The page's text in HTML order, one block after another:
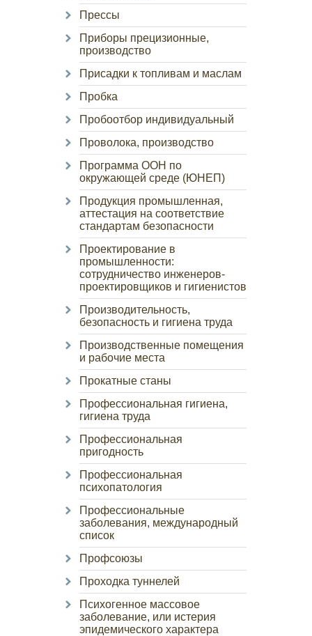
Прессы
Приборы прецизионные,
производство
Присадки к топливам и маслам
Пробка
Пробоотбор индивидуальный
Проволока, производство
Программа ООН по
окружающей среде (ЮНЕП)
Продукция промышленная,
аттестация на соответствие
стандартам безопасности
Проектирование в
промышленности:
сотрудничество инженеров-
проектировщиков и гигиенистов
Производительность,
безопасность и гигиена труда
Производственные помещения
и рабочие места
Прокатные станы
Профессиональная гигиена,
гигиена труда
Профессиональная
пригодность
Профессиональная
психопатология
Профессиональные
заболевания, международный
список
Профсоюзы
Проходка туннелей
Психогенное массовое
заболевание, или истерия
эпидемического характера